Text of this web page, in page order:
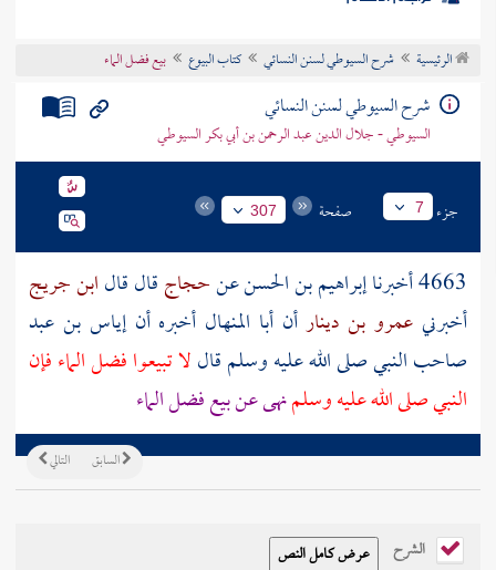
موضوعي
تراجم الأعلام
الرئيسية شرح السيوطي لسنن النسائي كتاب البيوع بيع فضل الماء
شرح السيوطي لسنن النسائي
السيوطي - جلال الدين عبد الرحمن بن أبي بكر السيوطي
جزء 7 صفحة 307
4663 أخبرنا إبراهيم بن الحسنعنحجاجقال قالابن جريج
أخبرني عمرو بن دينارأنأبا المنهال أخبره أنإياس بن عبد
صاحب النبيصلى الله عليه وسلم قاللا تبيعوا فضل الماء فإن
النبي صلى الله عليه وسلمنهى عن بيع فضل الماء
التالي السابق
الشرح